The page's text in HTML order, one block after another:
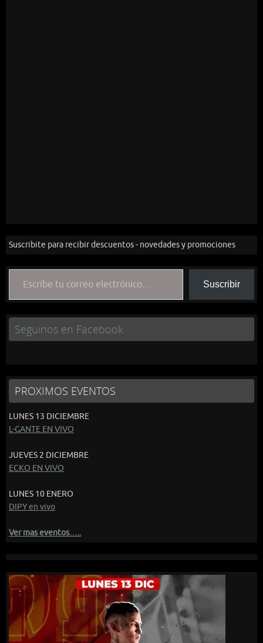
Suscribite para recibir descuentos - novedades y promociones
Escribe tu correo electrónico…
Suscribir
Seguinos en Facebook
PROXIMOS EVENTOS
LUNES 13 DICIEMBRE
L-GANTE EN VIVO
JUEVES 2 DICIEMBRE
ECKO EN VIVO
LUNES 10 ENERO
DIPY en vivo
Ver mas eventos…..